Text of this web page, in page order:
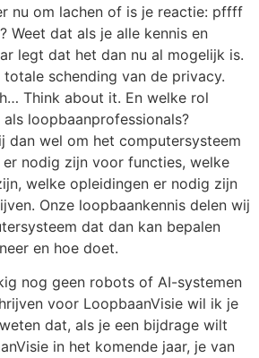
nu om lachen of is je reactie: pffff
Weet dat als je alle kennis en
legt dat het dan nu al mogelijk is.
schending van de privacy.
Think about it. En welke rol
loopbaanprofessionals?
dan wel om het computersysteem
nodig zijn voor functies, welke
welke opleidingen er nodig zijn
Onze loopbaankennis delen wij
dat dan kan bepalen
en hoe doet.
nog geen robots of AI-systemen
voor LoopbaanVisie wil ik je
dat, als je een bijdrage wilt
in het komende jaar, je van